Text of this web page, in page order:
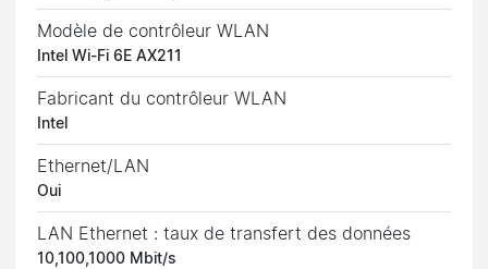
Modèle de contrôleur WLAN
Intel Wi-Fi 6E AX211
Fabricant du contrôleur WLAN
Intel
Ethernet/LAN
Oui
LAN Ethernet : taux de transfert des données
10,100,1000 Mbit/s